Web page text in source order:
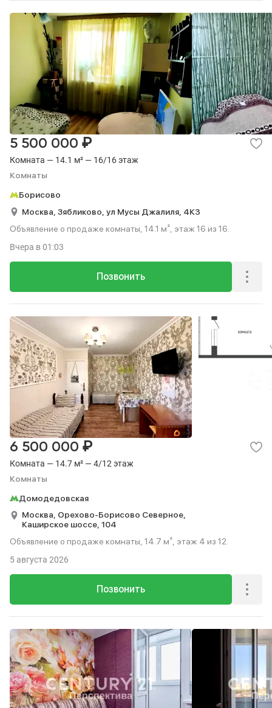
Комната — 14.1 м² — 16/16 этаж
Комнаты
5 500 000 ₽
Борисово
Москва, Зябликово, ул Мусы Джалиля, 4К3
Объявление о продаже комнаты, 14.1 м², этаж 16 из 16.
Позвонить
Вчера в 01:03
Комната — 14.7 м² — 4/12 этаж
Комнаты
6 500 000 ₽
Домодедовская
Москва, Орехово-Борисово Северное,
Каширское шоссе, 104
Объявление о продаже комнаты, 14.7 м², этаж 4 из 12.
Позвонить
5 августа 2026